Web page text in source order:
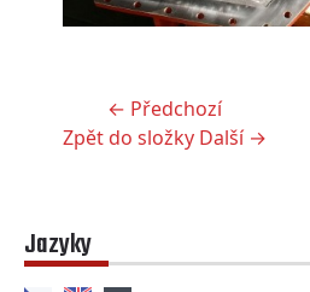
← Předchozí
Zpět do složky Další →
Jazyky